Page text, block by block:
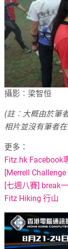
攝影︰梁智恒
(註︰大概由於筆
相片並沒有筆者
更多：
Fitz.hk Facebook
[Merrell
[七週八賽] break
Fitz Hiking 行山